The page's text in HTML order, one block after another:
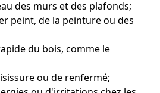
des murs et des plafonds;
peint, de la peinture ou des
du bois, comme le
ou de renfermé;